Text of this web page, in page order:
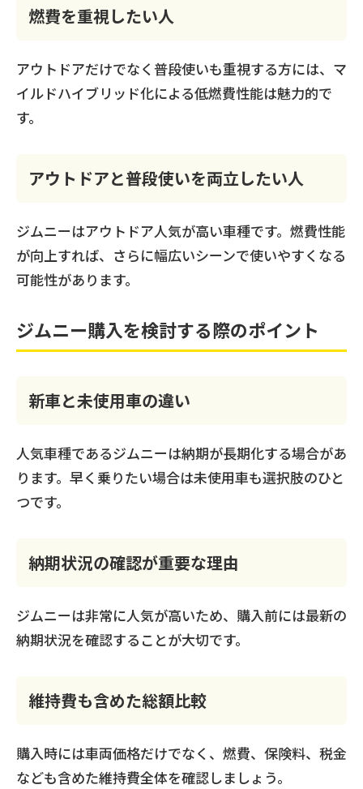
燃費を重視したい人
アウトドアだけでなく普段使いも重視する方には、マ
イルドハイブリッド化による低燃費性能は魅力的で
す。
アウトドアと普段使いを両立したい人
ジムニーはアウトドア人気が高い車種です。燃費性能
が向上すれば、さらに幅広いシーンで使いやすくなる
可能性があります。
ジムニー購入を検討する際のポイント
新車と未使用車の違い
人気車種であるジムニーは納期が長期化する場合があ
ります。早く乗りたい場合は未使用車も選択肢のひと
つです。
納期状況の確認が重要な理由
ジムニーは非常に人気が高いため、購入前には最新の
納期状況を確認することが大切です。
維持費も含めた総額比較
購入時には車両価格だけでなく、燃費、保険料、税金
なども含めた維持費全体を確認しましょう。